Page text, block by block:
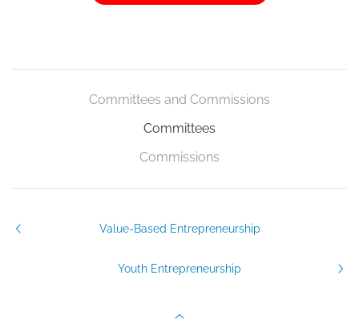
Committees and Commissions
Committees
Commissions
Value-Based Entrepreneurship
Youth Entrepreneurship